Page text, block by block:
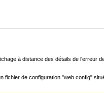
à distance des détails de l'erreur
de configuration "web.config"